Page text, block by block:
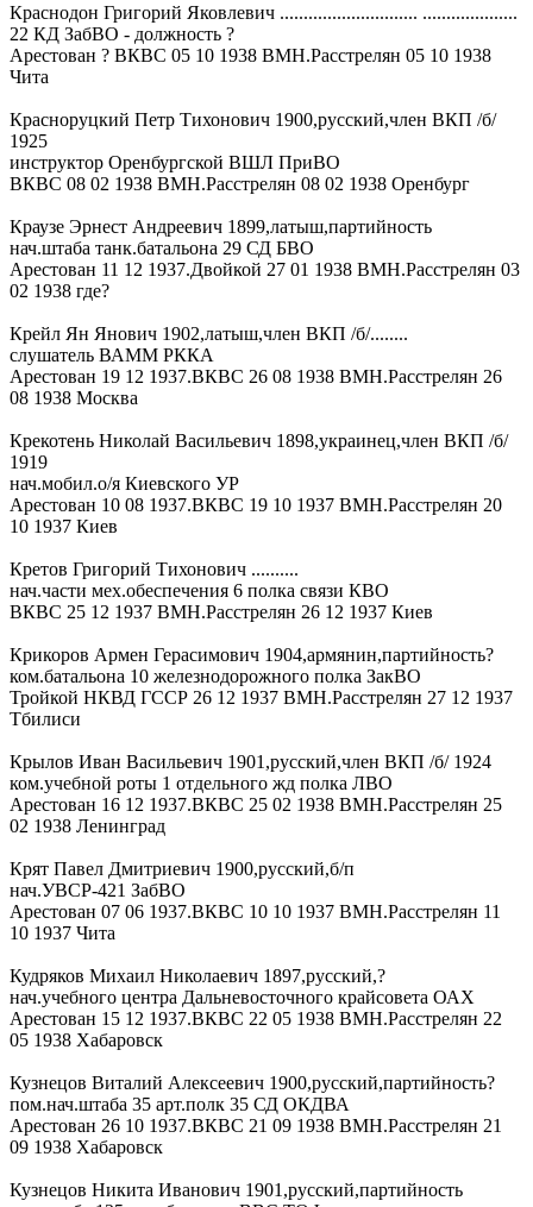
Краснодон Григорий Яковлевич ............................. ....................
22 КД ЗабВО - должность ?
Арестован ? ВКВС 05 10 1938 ВМН.Расстрелян 05 10 1938
Чита
Красноруцкий Петр Тихонович 1900,русский,член ВКП /б/
1925
инструктор Оренбургской ВШЛ ПриВО
ВКВС 08 02 1938 ВМН.Расстрелян 08 02 1938 Оренбург
Краузе Эрнест Андреевич 1899,латыш,партийность
нач.штаба танк.батальона 29 СД БВО
Арестован 11 12 1937.Двойкой 27 01 1938 ВМН.Расстрелян 03
02 1938 где?
Крейл Ян Янович 1902,латыш,член ВКП /б/........
слушатель ВАММ РККА
Арестован 19 12 1937.ВКВС 26 08 1938 ВМН.Расстрелян 26
08 1938 Москва
Крекотень Николай Васильевич 1898,украинец,член ВКП /б/
1919
нач.мобил.о/я Киевского УР
Арестован 10 08 1937.ВКВС 19 10 1937 ВМН.Расстрелян 20
10 1937 Киев
Кретов Григорий Тихонович ..........
нач.части мех.обеспечения 6 полка связи КВО
ВКВС 25 12 1937 ВМН.Расстрелян 26 12 1937 Киев
Крикоров Армен Герасимович 1904,армянин,партийность?
ком.батальона 10 железнодорожного полка ЗакВО
Тройкой НКВД ГССР 26 12 1937 ВМН.Расстрелян 27 12 1937
Тбилиси
Крылов Иван Васильевич 1901,русский,член ВКП /б/ 1924
ком.учебной роты 1 отдельного жд полка ЛВО
Арестован 16 12 1937.ВКВС 25 02 1938 ВМН.Расстрелян 25
02 1938 Ленинград
Крят Павел Дмитриевич 1900,русский,б/п
нач.УВСР-421 ЗабВО
Арестован 07 06 1937.ВКВС 10 10 1937 ВМН.Расстрелян 11
10 1937 Чита
Кудряков Михаил Николаевич 1897,русский,?
нач.учебного центра Дальневосточного крайсовета ОАХ
Арестован 15 12 1937.ВКВС 22 05 1938 ВМН.Расстрелян 22
05 1938 Хабаровск
Кузнецов Виталий Алексеевич 1900,русский,партийность?
пом.нач.штаба 35 арт.полк 35 СД ОКДВА
Арестован 26 10 1937.ВКВС 21 09 1938 ВМН.Расстрелян 21
09 1938 Хабаровск
Кузнецов Никита Иванович 1901,русский,партийность